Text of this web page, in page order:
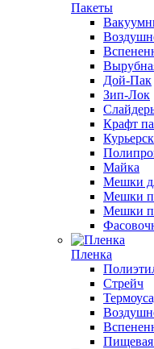
Пакеты
Дой-Пак
Зип-Лок
Крафт
Майка
Мешки
Мешки
Мешки
Пленка
Стрейч
Пищевая